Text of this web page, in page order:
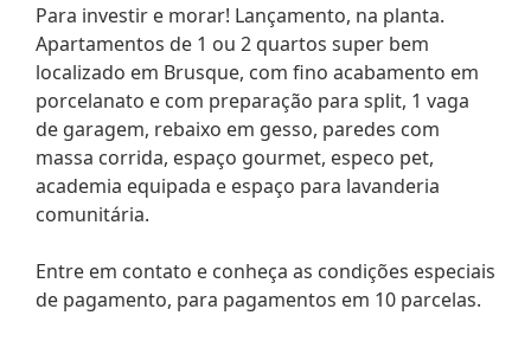
Para investir e morar! Lançamento, na planta.
Apartamentos de 1 ou 2 quartos super bem
localizado em Brusque, com fino acabamento em
porcelanato e com preparação para split, 1 vaga
de garagem, rebaixo em gesso, paredes com
massa corrida, espaço gourmet, especo pet,
academia equipada e espaço para lavanderia
comunitária.
Entre em contato e conheça as condições especiais
de pagamento, para pagamentos em 10 parcelas.